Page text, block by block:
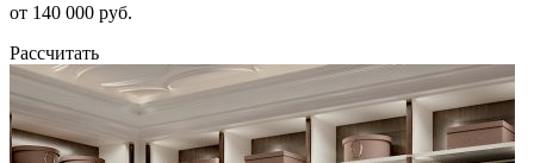
от 140 000 руб.
Рассчитать